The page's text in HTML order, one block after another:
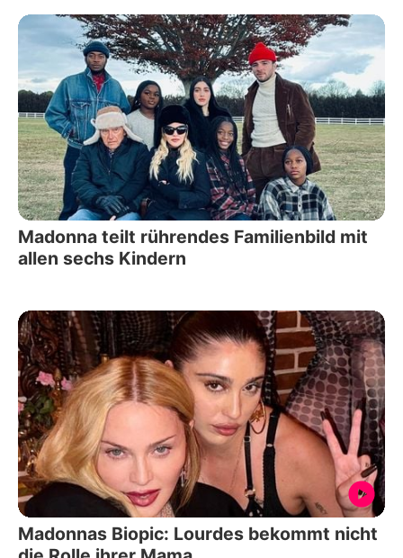
Madonna teilt rührendes Familienbild mit
allen sechs Kindern
Madonnas Biopic: Lourdes bekommt nicht